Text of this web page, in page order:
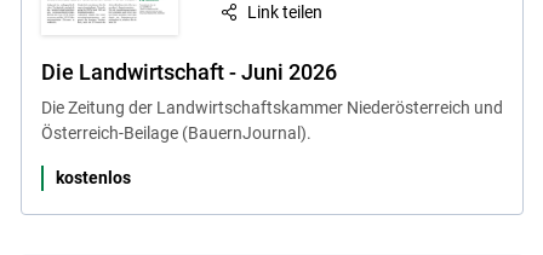
Link teilen
Die Landwirtschaft - Juni 2026
Die Zeitung der Landwirtschaftskammer Niederösterreich und
Österreich-Beilage (BauernJournal).
kostenlos